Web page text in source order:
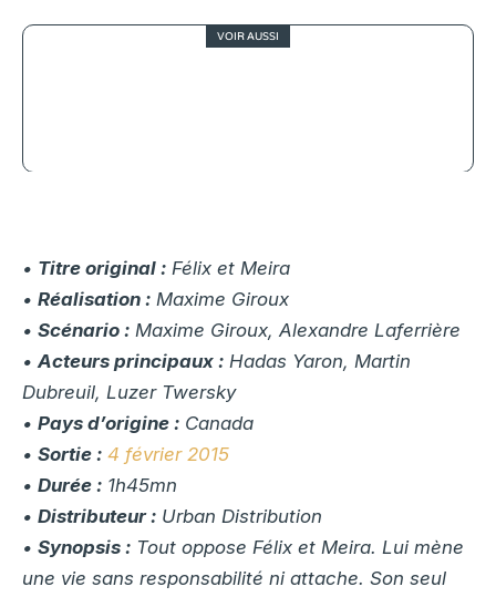
VOIR AUSSI
• Titre original : Félix et Meira
• Réalisation : Maxime Giroux
• Scénario : Maxime Giroux, Alexandre Laferrière
•Acteurs principaux : Hadas Yaron, Martin
Dubreuil, Luzer Twersky
• Pays d’origine : Canada
• Sortie : 4 février 2015
• Durée : 1h45mn
• Distributeur : Urban Distribution
• Synopsis : Tout oppose Félix et Meira. Lui mène
une vie sans responsabilité ni attache. Son seul